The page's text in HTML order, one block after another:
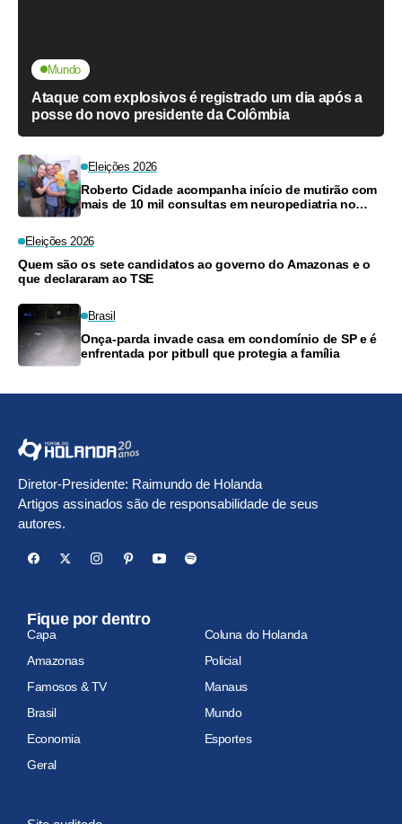
Mundo
Ataque com explosivos é registrado um dia após a
posse do novo presidente da Colômbia
Eleições 2026
Roberto Cidade acompanha início de mutirão com
mais de 10 mil consultas em neuropediatria no
Eleições 2026
Quem são os sete candidatos ao governo do Amazonas e o
que declararam ao TSE
Brasil
Onça-parda invade casa em condomínio de SP e é
enfrentada por pitbull que protegia a família
Diretor-Presidente: Raimundo de Holanda
Artigos assinados são de responsabilidade de seus
autores.
Fique por dentro
Capa
Coluna do Holanda
Amazonas
Policial
Famosos & TV
Manaus
Brasil
Mundo
Economia
Esportes
Geral